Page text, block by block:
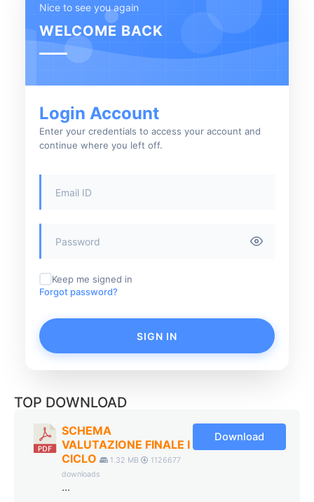
Nice to see you again
WELCOME BACK
Login Account
Enter your credentials to access your account and
continue where you left off.
Keep me signed in
Forgot password?
SIGN IN
TOP DOWNLOAD
SCHEMA
VALUTAZIONE FINALE I
CICLO
1.32 MB
1126677
downloads
...
Download